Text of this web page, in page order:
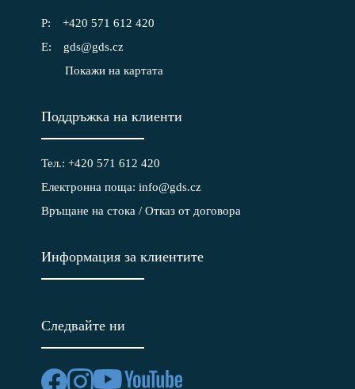
+420 571 612 420
gds@gds.cz
Покажи на картата
Поддръжка на клиенти
Тел.: +420 571 612 420
Електронна поща: info@gds.cz
Връщане на стока / Отказ от договора
Информация за клиентите
Следвайте ни